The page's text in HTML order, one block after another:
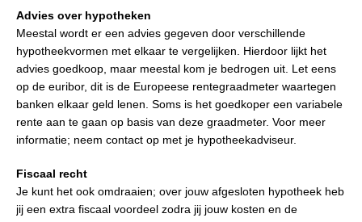
Advies over hypotheken
Meestal wordt er een advies gegeven door verschillende
hypotheekvormen met elkaar te vergelijken. Hierdoor lijkt het
advies goedkoop, maar meestal kom je bedrogen uit. Let eens
op de euribor, dit is de Europeese rentegraadmeter waartegen
banken elkaar geld lenen. Soms is het goedkoper een variabele
rente aan te gaan op basis van deze graadmeter. Voor meer
informatie; neem contact op met je hypotheekadviseur.
Fiscaal recht
Je kunt het ook omdraaien; over jouw afgesloten hypotheek heb
jij een extra fiscaal voordeel zodra jij jouw kosten en de